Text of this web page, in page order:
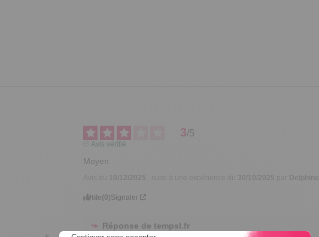
3/5
Avis vérifié
Moyen
10/12/2025 , suite à une expérience du 30/10/2025 par
Utile(0)Signaler
Réponse detempsl.fr